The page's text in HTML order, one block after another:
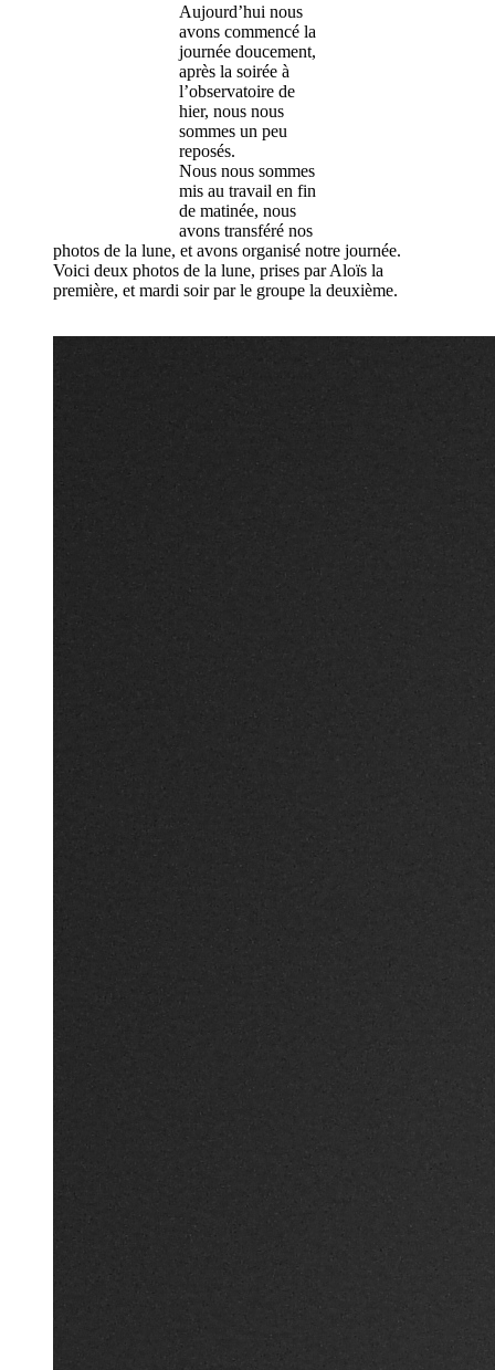
Aujourd’hui nous
avons commencé la
journée doucement,
après la soirée à
l’observatoire de
hier, nous nous
sommes un peu
reposés.
Nous nous sommes
mis au travail en fin
de matinée, nous
avons transféré nos
photos de la lune, et avons organisé notre journée.
Voici deux photos de la lune, prises par Aloïs la
première, et mardi soir par le groupe la deuxième.